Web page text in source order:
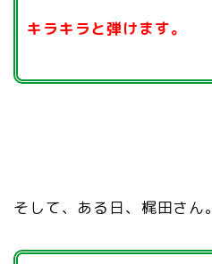
キラキラと弾けます。
そして、ある日、梶田さん。